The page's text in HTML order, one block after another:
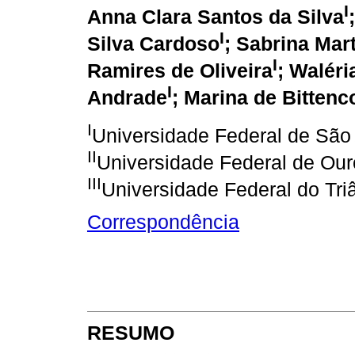
Anna Clara Santos da SilvaI
Silva CardosoI; Sabrina
Ramires de OliveiraI;
AndradeI; Marina de
IUniversidade Federal de
IIUniversidade Federal de
IIIUniversidade Federal do
Correspondência
RESUMO